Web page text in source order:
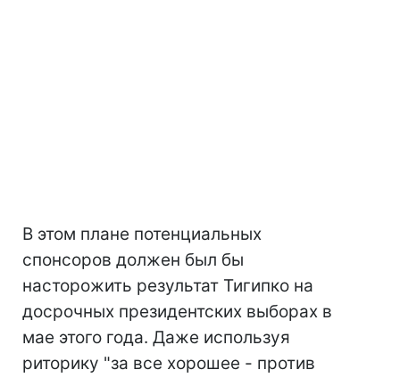
В этом плане потенциальных
спонсоров должен был бы
насторожить результат Тигипко на
досрочных президентских выборах в
мае этого года. Даже используя
риторику "за все хорошее - против